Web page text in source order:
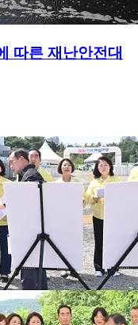
따른 재난안전대